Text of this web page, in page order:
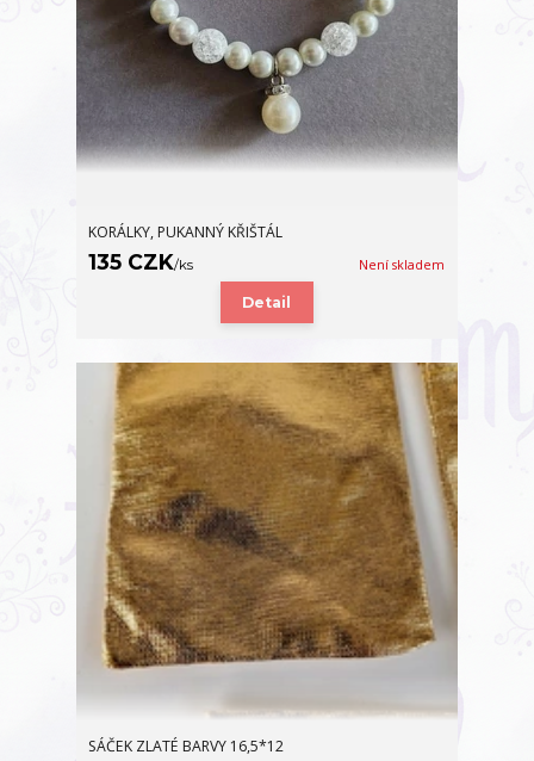
KORÁLKY, PUKANNÝ KŘIŠTÁL
135 CZK/ks Není skladem
Detail
SÁČEK ZLATÉ BARVY 16,5*12